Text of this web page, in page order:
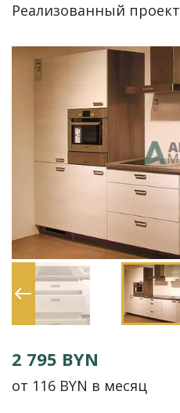
Реализованный проект
2 795 BYN
от 116 BYN в месяц